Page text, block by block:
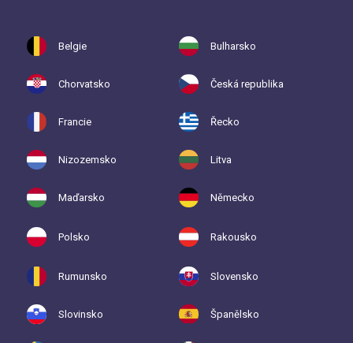
Belgie Bulharsko
Chorvatsko Česká republika
Francie Řecko
Nizozemsko Litva
Maďarsko Německo
Polsko Rakousko
Rumunsko Slovensko
Slovinsko Španělsko